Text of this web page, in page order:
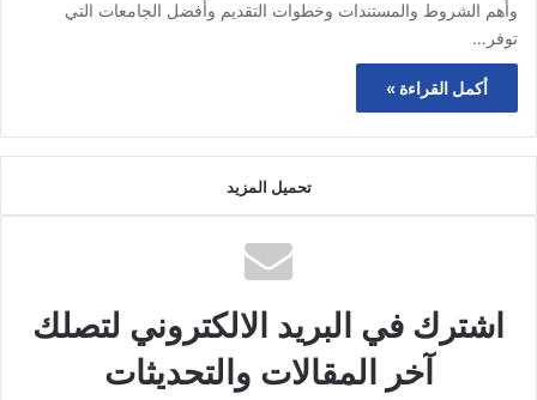
وأهم الشروط والمستندات وخطوات التقديم وأفضل الجامعات التي
توفر…
أكمل القراءة »
تحميل المزيد
اشترك في البريد الالكتروني لتصلك
آخر المقالات والتحديثات